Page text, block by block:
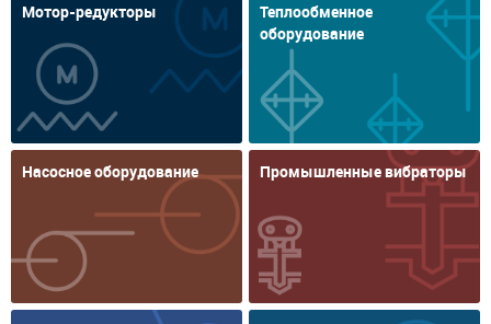
Мотор-редукторы
Теплообменное
оборудование
Насосное оборудование Промышленные вибраторы